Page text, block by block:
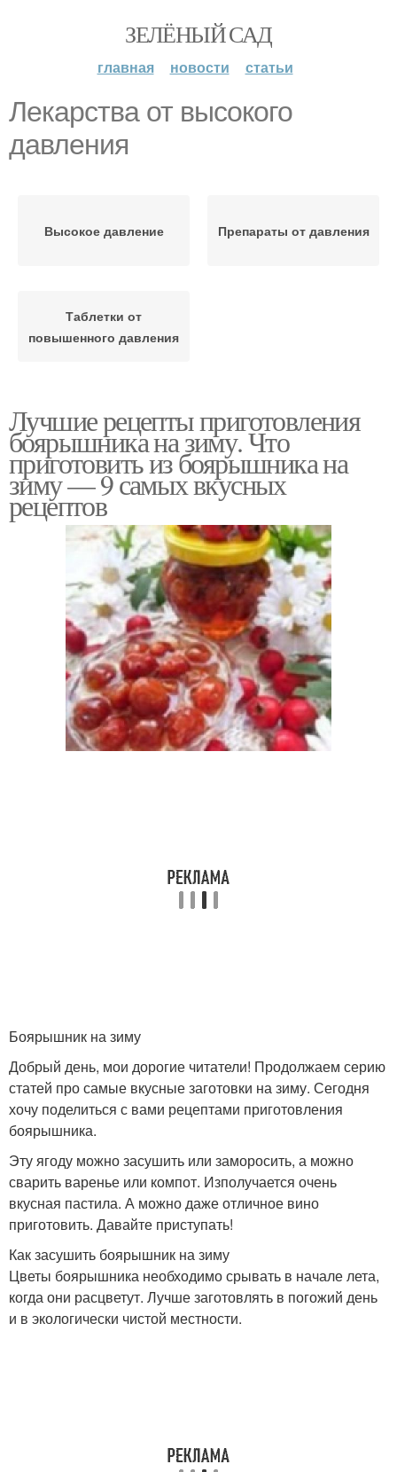
ЗЕЛЁНЫЙ САД
главная новости статьи
Лекарства от высокого
давления
Высокое давление Препараты от давления
Таблетки от
повышенного давления
Лучшие рецепты приготовления
боярышника на зиму. Что
приготовить из боярышника на
зиму — 9 самых вкусных
рецептов
Боярышник на зиму
Добрый день, мои дорогие читатели! Продолжаем серию
статей про самые вкусные заготовки на зиму. Сегодня
хочу поделиться с вами рецептами приготовления
боярышника.
Эту ягоду можно засушить или заморосить, а можно
сварить варенье или компот. Изполучается очень
вкусная пастила. А можно даже отличное вино
приготовить. Давайте приступать!
Как засушить боярышник на зиму
Цветы боярышника необходимо срывать в начале лета,
когда они расцветут. Лучше заготовлять в погожий день
и в экологически чистой местности.